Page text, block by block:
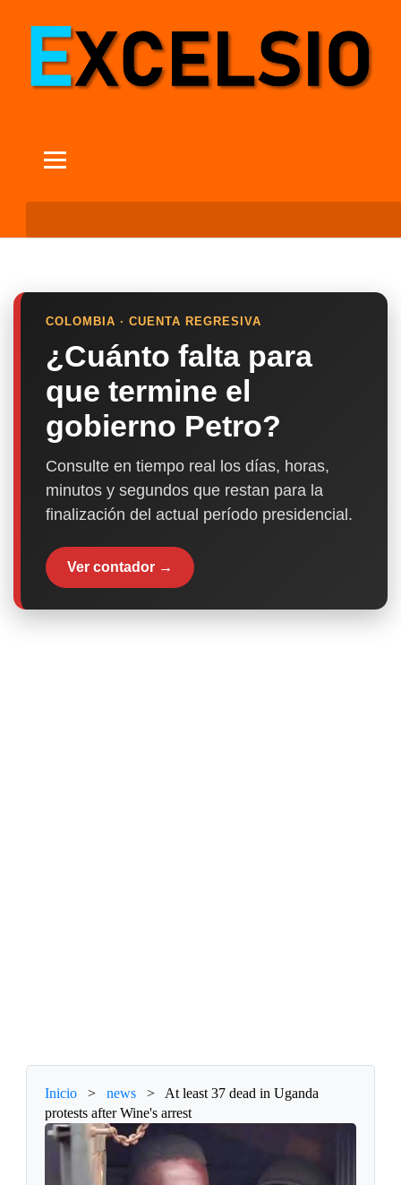
COLOMBIA · CUENTA REGRESIVA
¿Cuánto falta para
que termine el
gobierno Petro?
Consulte en tiempo real los días, horas,
minutos y segundos que restan para la
finalización del actual período presidencial.
Ver contador →
Inicio > news >
At least 37 dead in Uganda
protests after Wine's arrest